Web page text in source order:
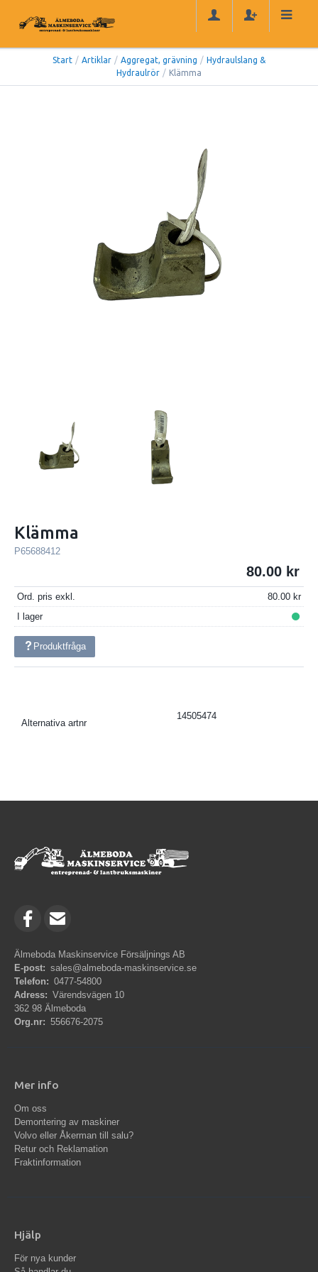
Start / Artiklar / Aggregat, grävning / Hydraulslang &
Hydraulrör / Klämma
Klämma
P65688412
80.00
Ord. pris exkl.
80.00
I lager
Produktfråga
Alternativa artnr
14505474
Älmeboda Maskinservice Försäljnings AB
E-post: sales@almeboda-maskinservice.se
Telefon: 0477-54800
Adress: Värendsvägen 10
362 98 Älmeboda
Org.nr: 556676-2075
Mer info
Om oss
Demontering av maskiner
Volvo eller Åkerman till salu?
Retur och Reklamation
Fraktinformation
Hjälp
För nya kunder